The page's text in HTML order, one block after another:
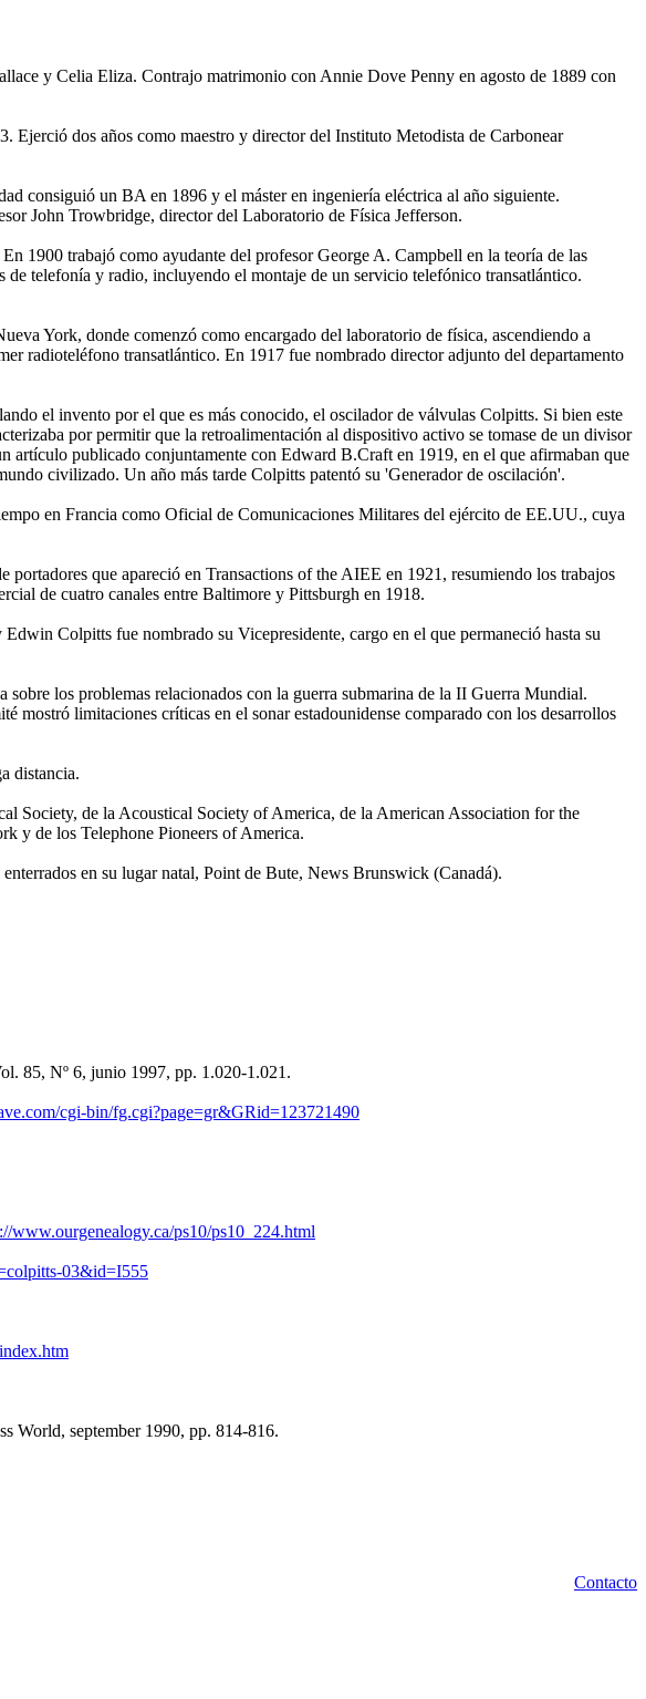
y Celia Eliza. Contrajo matrimonio con Annie Dove Penny en agosto de 1889 con
dos años como maestro y director del Instituto Metodista de Carbonear
consiguió un BA en 1896 y el máster en ingeniería eléctrica al año siguiente.
John Trowbridge, director del Laboratorio de Física Jefferson.
1900 trabajó como ayudante del profesor George A. Campbell en la teoría de las
telefonía y radio, incluyendo el montaje de un servicio telefónico transatlántico.
York, donde comenzó como encargado del laboratorio de física, ascendiendo a
radioteléfono transatlántico. En 1917 fue nombrado director adjunto del departamento
el invento por el que es más conocido, el oscilador de válvulas Colpitts. Si bien este
por permitir que la retroalimentación al dispositivo activo se tomase de un divisor
artículo publicado conjuntamente con Edward B.Craft en 1919, en el que afirmaban que
civilizado. Un año más tarde Colpitts patentó su 'Generador de oscilación'.
en Francia como Oficial de Comunicaciones Militares del ejército de EE.UU., cuya
que apareció en Transactions of the AIEE en 1921, resumiendo los trabajos
de cuatro canales entre Baltimore y Pittsburgh en 1918.
Colpitts fue nombrado su Vicepresidente, cargo en el que permaneció hasta su
los problemas relacionados con la guerra submarina de la II Guerra Mundial.
limitaciones críticas en el sonar estadounidense comparado con los desarrollos
distancia.
Society, de la Acoustical Society of America, de la American Association for the
y de los Telephone Pioneers of America.
en su lugar natal, Point de Bute, News Brunswick (Canadá).
85, Nº 6, junio 1997, pp. 1.020-1.021.
cgi-bin/fg.cgi?page=gr&GRid=123721490
www.ourgenealogy.ca/ps10/ps10_224.html
03&id=I555
World, september 1990, pp. 814-816.
Contacto